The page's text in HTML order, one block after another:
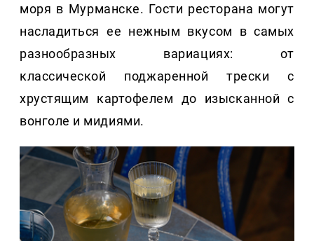
моря в Мурманске. Гости ресторана могут
насладиться ее нежным вкусом в самых
разнообразных вариациях: от
классической поджаренной трески с
хрустящим картофелем до изысканной с
вонголе и мидиями.